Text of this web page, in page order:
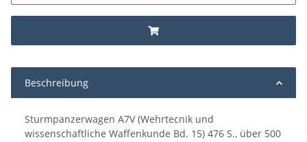
Beschreibung
Sturmpanzerwagen A7V (Wehrtecnik und
wissenschaftliche Waffenkunde Bd. 15) 476 S., über 500